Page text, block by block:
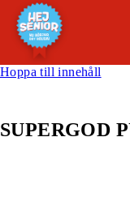
Hoppa till innehåll
SUPERGOD